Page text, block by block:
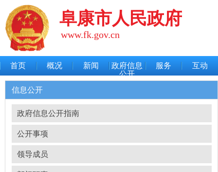
阜康市人民政府
www.fk.gov.cn
首页 概况 新闻
政府信息
公开
服务 互动
信息公开
政府信息公开指南
公开事项
领导成员